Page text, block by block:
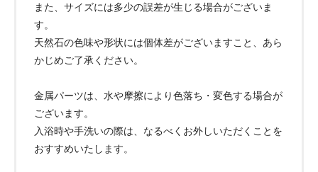
また、サイズには多少の誤差が生じる場合がございま
す。
天然石の色味や形状には個体差がございますこと、あら
かじめご了承ください。
金属パーツは、水や摩擦により色落ち・変色する場合が
ございます。
入浴時や手洗いの際は、なるべくお外しいただくことを
おすすめいたします。